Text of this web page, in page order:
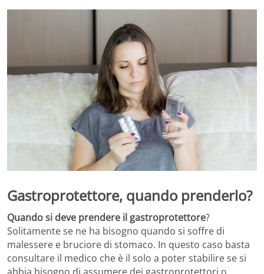
Gastroprotettore, quando prenderlo?
Quando si deve prendere il gastroprotettore?
Solitamente se ne ha bisogno quando si soffre di
malessere e bruciore di stomaco. In questo caso basta
consultare il medico che è il solo a poter stabilire se si